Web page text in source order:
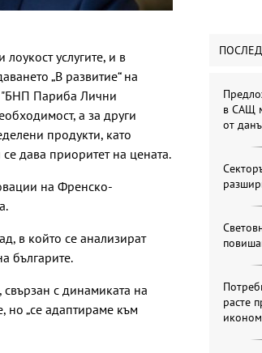
услугите, и в
„В развитие“ на
"БНП Париба Лични
а за други
продукти, като
дава приоритет на цената.
на Френско-
в който се анализират
българите.
с динамиката на
но „се адаптираме към
в САЩ
от
расте